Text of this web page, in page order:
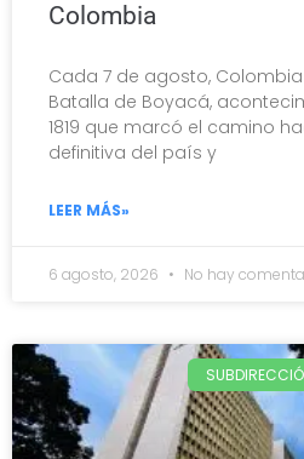
Colombia
Cada 7 de agosto,
Batalla de Boyacá,
1819 que marcó el camino
definitiva del país y
LEER MÁS»
6 agosto, 2026 No hay